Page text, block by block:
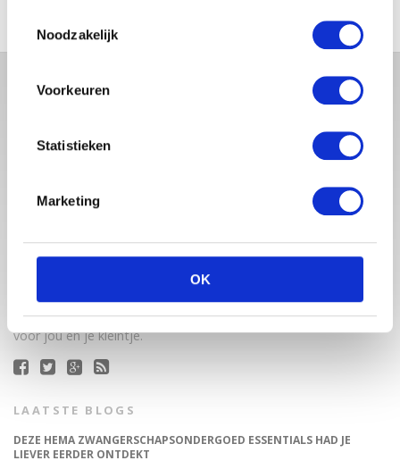
Noodzakelijk
Voorkeuren
Statistieken
Marketing
OK
Babystraatje.nl is een uniek platform voor aanstaande en
jonge moeders. Een online ontmoetingsplek vol
inspirerende blogs en handige artikelen op het gebied van
zwangerschap, moederschap, babyproducten, lifestyle en
fashion. Babystraatje.nl, het leukste online (winkel)straatje
voor jou en je kleintje.
LAATSTE BLOGS
DEZE HEMA ZWANGERSCHAPSONDERGOED ESSENTIALS HAD JE
LIEVER EERDER ONTDEKT